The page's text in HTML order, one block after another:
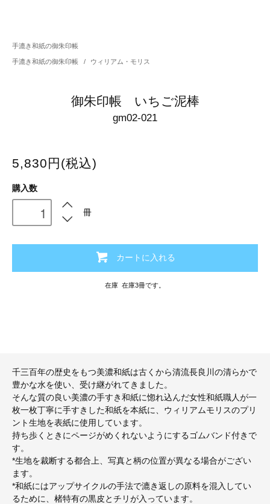
手漉き和紙の御朱印帳
手漉き和紙の御朱印帳 / ウィリアム・モリス
御朱印帳 いちご泥棒
gm02-021
5,830円(税込)
購入数
冊
カートに入れる
在庫 在庫3冊です。
千三百年の歴史をもつ美濃和紙は古くから清流長良川の清らかで
豊かな水を使い、受け継がれてきました。
そんな質の良い美濃の手すき和紙に惚れ込んだ女性和紙職人が一
枚一枚丁寧に手すきした和紙を本紙に、ウィリアムモリスのプリ
ント生地を表紙に使用しています。
持ち歩くときにページがめくれないようにするゴムバンド付きで
す。
*生地を裁断する都合上、写真と柄の位置が異なる場合がござい
ます。
*和紙にはアップサイクルの手法で漉き返しの原料を混入してい
るために、楮特有の黒皮とチリが入っています。